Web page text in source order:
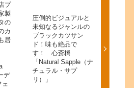
プ
製
の
カ
居
デ
圧倒的ビジュアルと
未知なるジャンルの
ブラックカツサン
ド！味も絶品で
す！ 心斎橋
「Natural Sapple（ナ
チュラル・サプ
リ）」